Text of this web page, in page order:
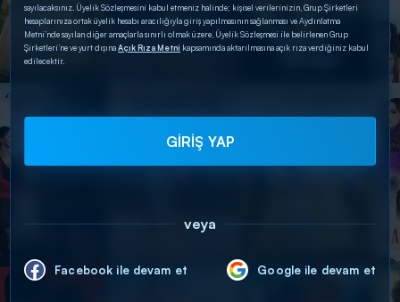
sayılacaksınız. Üyelik Sözleşmesini kabul etmeniz halinde; kişisel verilerinizin, Grup Şirketleri
hesaplarınıza ortak üyelik hesabı aracılığıyla giriş yapılmasının sağlanması ve Aydınlatma
Metni’nde sayılan diğer amaçlarla sınırlı olmak üzere, Üyelik Sözleşmesi ile belirlenen Grup
Şirketleri’ne ve yurt dışınaAçık Rıza Metni kapsamında aktarılmasına açık rıza verdiğiniz kabul
edilecektir.
GİRİŞ YAP
veya
Facebook ile devam et Google ile devam et